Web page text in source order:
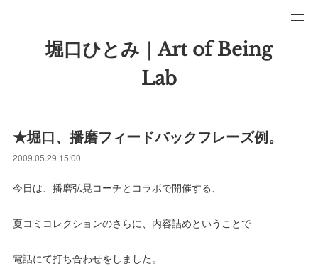
堀口ひとみ｜Art of Being
Lab
★堀口、播磨フィードバックフレーズ例。
2009.05.29 15:00
今日は、播磨弘晃コーチとコラボで開催する、
夏コミコレクションのさらに、内容詰めということで
電話にて打ち合わせをしました。